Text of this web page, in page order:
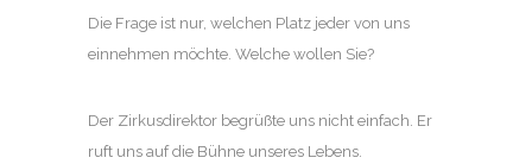
Die Frage ist nur, welchen Platz jeder von uns
einnehmen möchte. Welche wollen Sie?
Der Zirkusdirektor begrüßte uns nicht einfach. Er
ruft uns auf die Bühne unseres Lebens.